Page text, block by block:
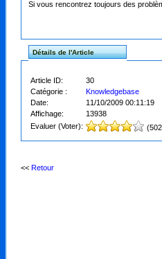
Si vous rencontrez toujours des
Détails de l'Article
Article ID:
30
Catégorie :
Knowledgebase
Date:
11/10/2009 00:11:19
Affichage:
13938
Evaluer (Voter):
<< Retour